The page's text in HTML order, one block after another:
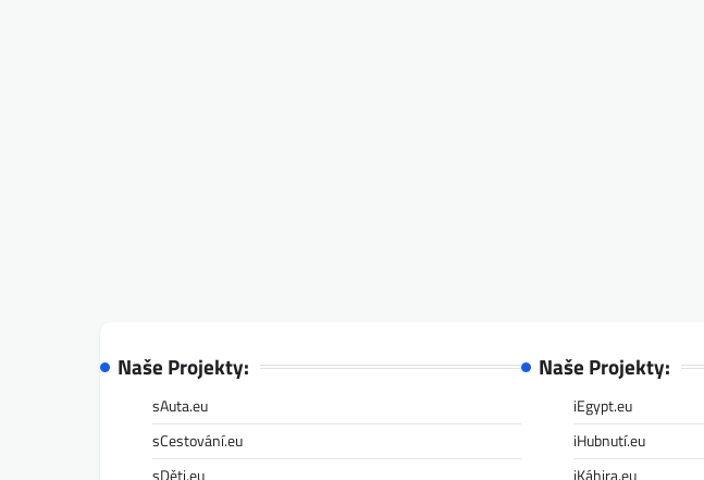
Naše Projekty:
sAuta.eu
sCestování.eu
Naše Projekty:
iEgypt.eu
iHubnutí.eu